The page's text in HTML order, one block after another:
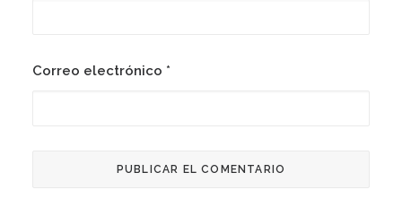
Correo electrónico *